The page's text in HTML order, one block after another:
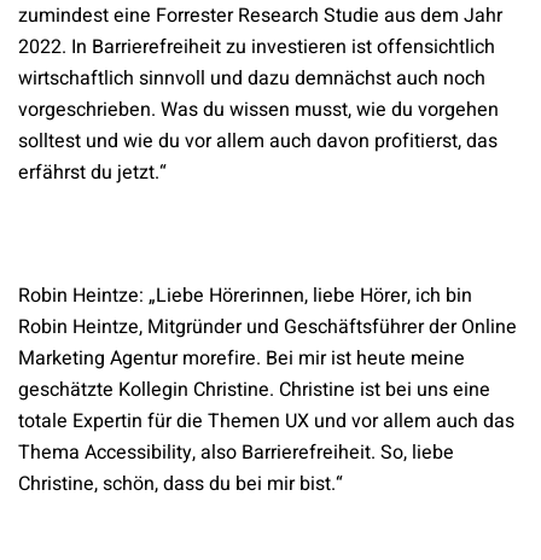
zumindest eine Forrester Research Studie aus dem Jahr
2022. In Barrierefreiheit zu investieren ist offensichtlich
wirtschaftlich sinnvoll und dazu demnächst auch noch
vorgeschrieben. Was du wissen musst, wie du vorgehen
solltest und wie du vor allem auch davon profitierst, das
erfährst du jetzt.“
Robin Heintze: „Liebe Hörerinnen, liebe Hörer, ich bin
Robin Heintze, Mitgründer und Geschäftsführer der Online
Marketing Agentur morefire. Bei mir ist heute meine
geschätzte Kollegin Christine. Christine ist bei uns eine
totale Expertin für die Themen UX und vor allem auch das
Thema Accessibility, also Barrierefreiheit. So, liebe
Christine, schön, dass du bei mir bist.“